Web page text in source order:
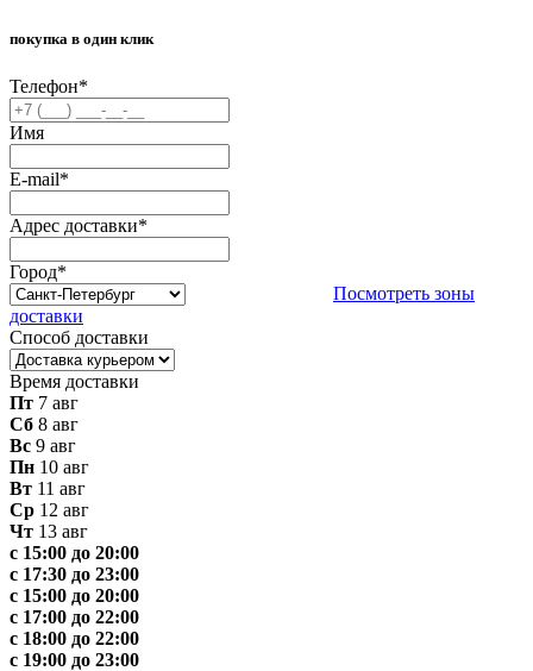
покупка в один клик
Телефон*
Имя
E-mail*
Адрес доставки*
Город*
Посмотреть зоны
доставки
Способ доставки
Время доставки
Пт 7 авг
Сб 8 авг
Вс 9 авг
Пн 10 авг
Вт 11 авг
Ср 12 авг
Чт 13 авг
с 15:00 до 20:00
с 17:30 до 23:00
с 15:00 до 20:00
с 17:00 до 22:00
с 18:00 до 22:00
с 19:00 до 23:00